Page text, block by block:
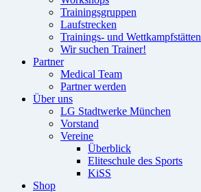
Trainingsgruppen
Laufstrecken
Trainings- und Wettkampfstätten
Wir suchen Trainer!
Partner
Medical Team
Partner werden
Über uns
LG Stadtwerke München
Vorstand
Vereine
Überblick
Eliteschule des Sports
KiSS
Shop